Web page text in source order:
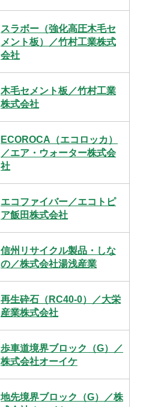
スラボー（強化高圧木毛セ
メント板）／竹村工業株式
会社
木毛セメント板／竹村工業
株式会社
ECOROCA（エコロッカ）
／エア・ウォーター株式会
社
エコファイバー／エコトピ
ア飯田株式会社
信州リサイクル製品・しな
の／株式会社湯浅産業
再生砕石（RC40-0）／大栄
産業株式会社
歩車道境界ブロック（G）／
株式会社オーイケ
地先境界ブロック（G）／株